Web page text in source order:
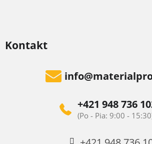
Kontakt
info@
+421 948 736